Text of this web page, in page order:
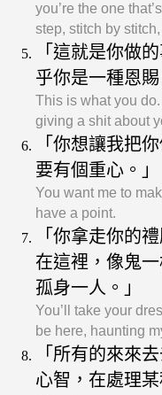
you’re the one
step, stitch by
「這就是你做
乎你是一種恩賜
This is what you
giving a shit about
「你想讓我把
要有個重心。」
You want me to
have a point.
「你拿走你的
在這裡，像鬼
孤身一人。」
You’ll take your
be here, haunting
「所有的來來
心智，在處理